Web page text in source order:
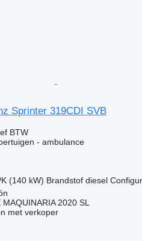
Sprinter 319CDI SVB
BTW
- ambulance
(140 kW) Brandstof diesel
2020 SL
met verkoper